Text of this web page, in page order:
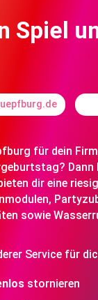
Spiel
für dein
Dann
dir eine
sowie
Service für
stornieren